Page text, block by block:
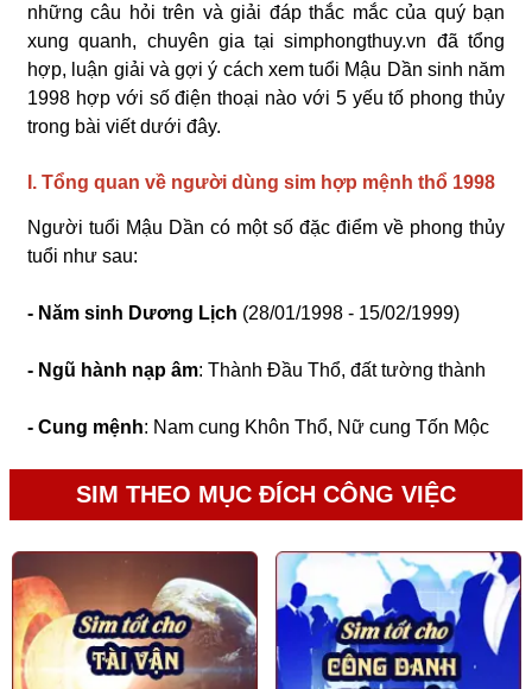
những câu hỏi trên và giải đáp thắc mắc của quý bạn
xung quanh, chuyên gia tại simphongthuy.vn đã tổng
hợp, luận giải và gợi ý cách xem tuổi Mậu Dần sinh năm
1998 hợp với số điện thoại nào với 5 yếu tố phong thủy
trong bài viết dưới đây.
I. Tổng quan về người dùng sim hợp mệnh thổ 1998
Người tuổi Mậu Dần có một số đặc điểm về phong thủy
tuổi như sau:
- Năm sinh Dương Lịch (28/01/1998 - 15/02/1999)
- Ngũ hành nạp âm: Thành Đầu Thổ, đất tường thành
- Cung mệnh: Nam cung Khôn Thổ, Nữ cung Tốn Mộc
- Tính cách:
động và thích khám phá. Trong mọi công việc họ có cách
xử lý thông minh, tư duy thường mang tính đột phá và có
nhiều hành động mạnh mẽ. Không ít người tuổi 1998 có
lối sinh hoạt riêng biệt và tương đối khó hòa nhập với tổ
chức hay tập thể.
SIM THEO MỤC ĐÍCH CÔNG VIỆC